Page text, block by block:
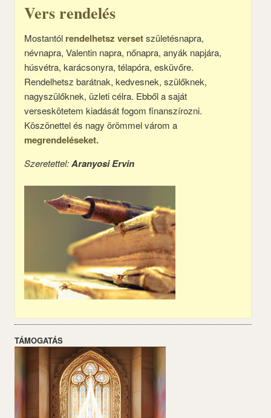
Vers rendelés
Mostantól rendelhetsz versetszületésnapra,
névnapra, Valentin napra, nőnapra, anyák napjára,
húsvétra, karácsonyra, télapóra, esküvőre.
Rendelhetsz barátnak, kedvesnek, szülőknek,
nagyszülőknek, üzleti célra. Ebből a saját
verseskötetem kiadását fogom finanszírozni.
Köszönettel és nagy örömmel várom a
megrendeléseket.
Szeretettel:Aranyosi Ervin
TÁMOGATÁS